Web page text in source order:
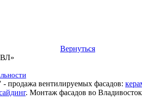
Вернуться
продажа вентилируемых фасадов:
. Монтаж фасадов во